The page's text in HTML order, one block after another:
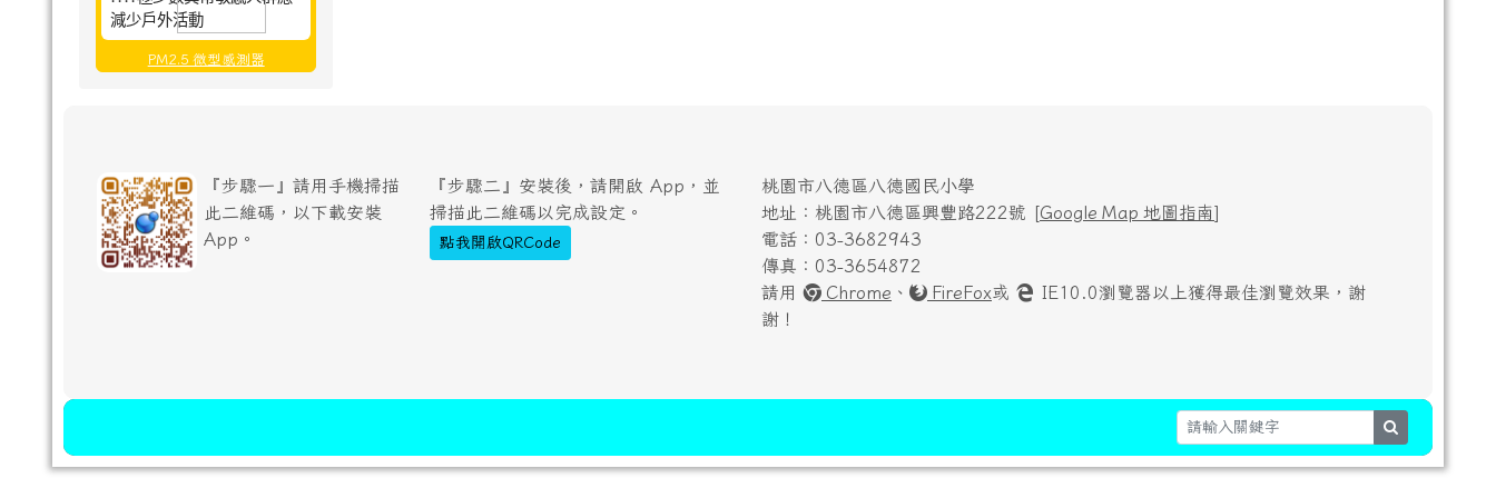
減少戶外活動
PM2.5 微型感測器
『步驟一』請用手機掃描
此二維碼，以下載安裝
App。
『步驟二』安裝後，請開啟 App，並
掃描此二維碼以完成設定。
點我開啟QRCode
桃園市八德區八德國民小學
地址：桃園市八德區興豐路222號 [Google Map 地圖指南]
電話：03-3682943
傳真：03-3654872
請用
Chrome 、 FireFox或
IE10.0瀏覽器以上獲得最佳瀏覽效果，謝
謝！